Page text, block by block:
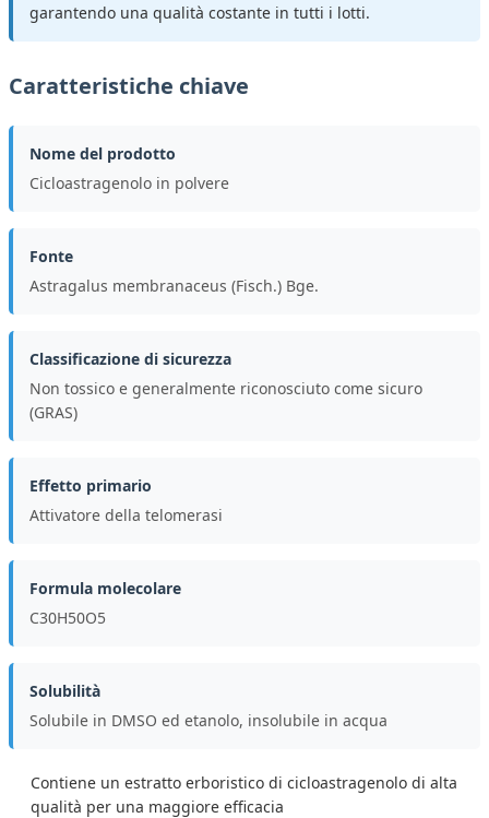
garantendo una qualità costante in tutti i lotti.
Caratteristiche chiave
Nome del prodotto
Cicloastragenolo in polvere
Fonte
Astragalus membranaceus (Fisch.) Bge.
Classificazione di sicurezza
Non tossico e generalmente riconosciuto come sicuro
(GRAS)
Effetto primario
Attivatore della telomerasi
Formula molecolare
C30H50O5
Solubilità
Solubile in DMSO ed etanolo, insolubile in acqua
Contiene un estratto erboristico di cicloastragenolo di alta
qualità per una maggiore efficacia